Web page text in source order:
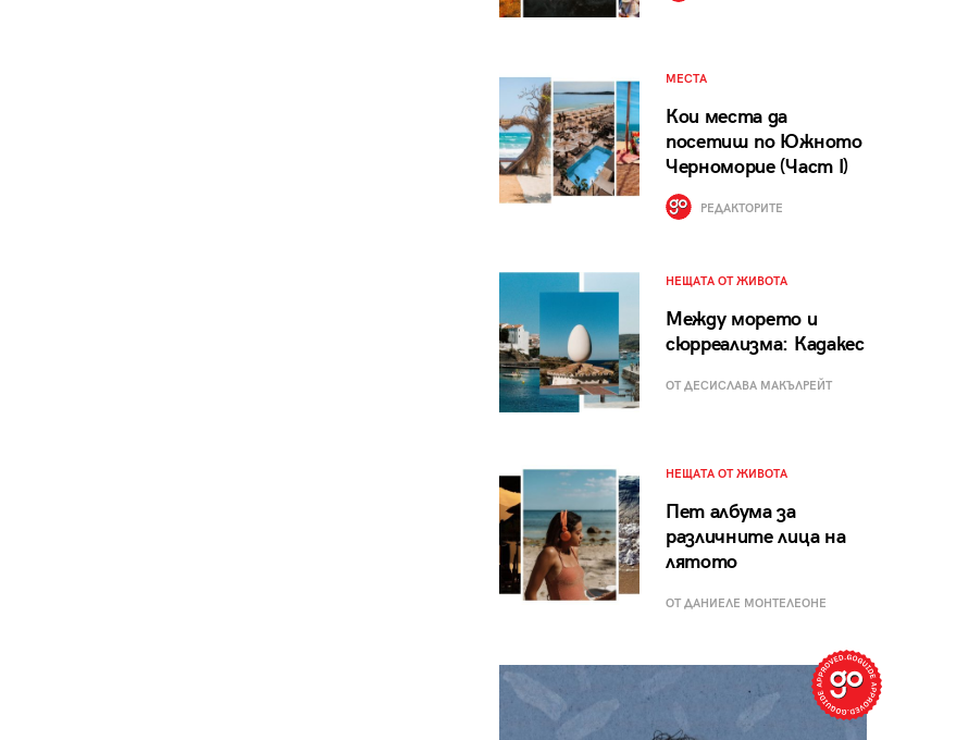
МЕСТА
Кои места да
посетиш по Южното
Черноморие (Част I)
РЕДАКТОРИТЕ
НЕЩАТА ОТ ЖИВОТА
Между морето и
сюрреализма: Кадакес
ОТ ДЕСИСЛАВА МАКЪЛРЕЙТ
НЕЩАТА ОТ ЖИВОТА
Пет албума за
различните лица на
лятото
ОТ ДАНИЕЛЕ МОНТЕЛЕОНЕ